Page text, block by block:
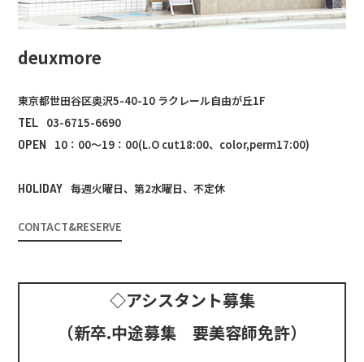
deuxmore
東京都世田谷区奥沢5-40-10 ラクレール自由が丘1F
TEL 03-6715-6690
OPEN
10：00～19：00(L.O cut18:00、color,perm17:00)
HOLIDAY 毎週火曜日、第2水曜日、不定休
CONTACT&RESERVE
◇アシスタント募集
（新卒.中途募集 要美容師免許）